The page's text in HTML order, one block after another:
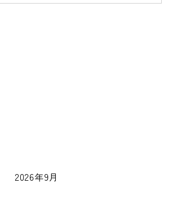
2026年9月